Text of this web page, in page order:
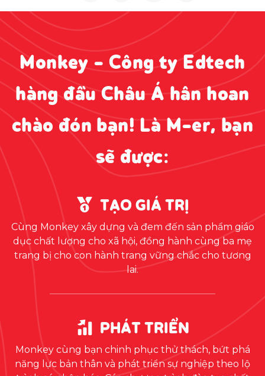
Monkey - Công ty Edtech
hàng đầu Châu Á hân hoan
chào đón bạn! Là M-er, bạn
sẽ được:
TẠO GIÁ TRỊ
Cùng Monkey xây dựng và đem đến sản phẩm giáo
dục chất lượng cho xã hội, đồng hành cùng ba mẹ
trang bị cho con hành trang vững chắc cho tương
lai.
PHÁT TRIỂN
Monkey cùng bạn chinh phục thử thách, bứt phá
năng lực bản thân và phát triển sự nghiệp theo lộ